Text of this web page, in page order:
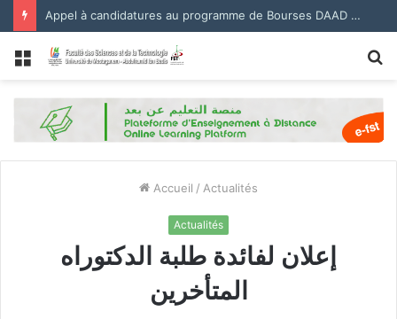
Appel à candidatures au programme de Bourses DAAD 2027.
Menu
Accueil / Actualités
Actualités
إعلان لفائدة طلبة الدكتوراه
المتأخرين